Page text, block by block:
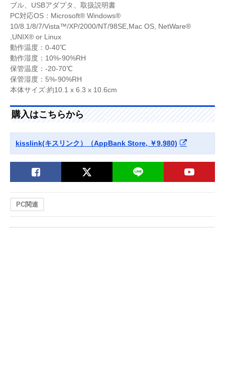
ブル、USBアダプタ、取扱説明書
PC対応OS：Microsoft® Windows®
10/8.1/8/7/Vista™/XP/2000/NT/98SE,Mac OS, NetWare®
,UNIX® or Linux
動作温度：0-40℃
動作湿度：10%-90%RH
保管温度：-20-70℃
保管湿度：5%-90%RH
本体サイズ:約10.1 x 6.3 x 10.6cm
購入はこちらから
kisslink(キスリンク）（AppBank Store, ￥9,980)
PC関連